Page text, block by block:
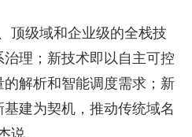
顶级域和企业级的全栈技
理；新技术即以自主可控
解析和智能调度需求；新
建为契机，推动传统域名
说。